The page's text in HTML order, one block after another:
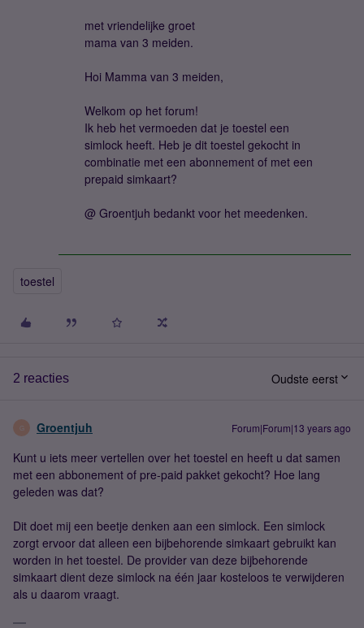
met vriendelijke groet
mama van 3 meiden.
Hoi Mamma van 3 meiden,
Welkom op het forum!
Ik heb het vermoeden dat je toestel een
simlock heeft. Heb je dit toestel gekocht in
combinatie met een abonnement of met een
prepaid simkaart?
@ Groentjuh bedankt voor het meedenken.
toestel
2 reacties Oudste eerst
G Groentjuh Forum|Forum|13 years ago
Kunt u iets meer vertellen over het toestel en heeft u dat samen
met een abbonement of pre-paid pakket gekocht? Hoe lang
geleden was dat?
Dit doet mij een beetje denken aan een simlock. Een simlock
zorgt ervoor dat alleen een bijbehorende simkaart gebruikt kan
worden in het toestel. De provider van deze bijbehorende
simkaart dient deze simlock na één jaar kosteloos te verwijderen
als u daarom vraagt.